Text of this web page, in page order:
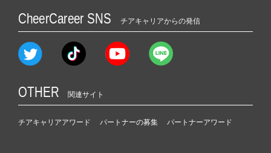
CheerCareer SNS チアキャリアからの発信
OTHER 関連サイト
チアキャリアアワード パートナーの募集 パートナーアワード